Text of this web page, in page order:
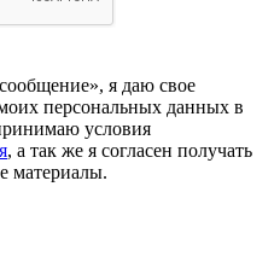
я даю свое
персональных данных в
условия
, а так же я согласен получать
материалы.